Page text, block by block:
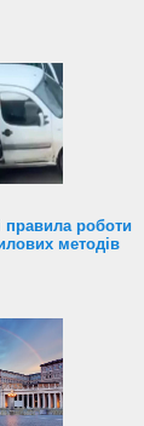
правила роботи
методів